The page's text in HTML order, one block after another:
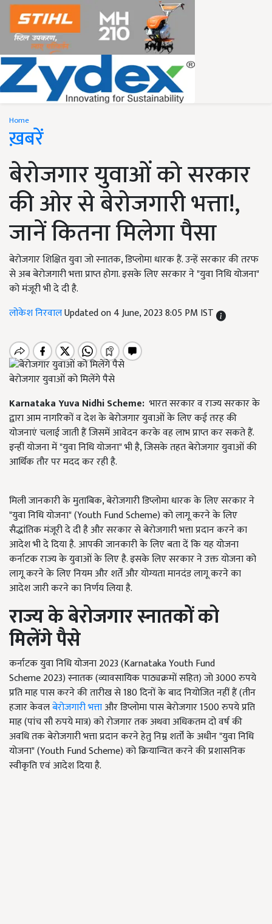
Home
ख़बरें
बेरोजगार युवाओं को सरकार
की ओर से बेरोजगारी भत्ता!,
जानें कितना मिलेगा पैसा
बेरोजगार शिक्षित युवा जो स्नातक, डिप्लोमा धारक हैं. उन्हें सरकार की तरफ
से अब बेरोजगारी भत्ता प्राप्त होगा. इसके लिए सरकार ने "युवा निधि योजना"
को मंजूरी भी दे दी है.
लोकेश निरवालUpdated on 4 June, 2023 8:05 PM IST
बेरोजगार युवाओं को मिलेंगे पैसे
Karnataka Yuva Nidhi Scheme: भारत सरकार व राज्य सरकार के
द्वारा आम नागरिकों व देश के बेरोजगार युवाओं के लिए कई तरह की
योजनाएं चलाई जाती हैं जिसमें आवेदन करके वह लाभ प्राप्त कर सकते हैं.
इन्हीं योजना में "युवा निधि योजना"भीहै,जिसके तहत बेरोजगार युवाओं की
आर्थिक तौर पर मदद कर रही है.
मिली जानकारी के मुताबिक,बेरोजगारी डिप्लोमा धारक के लिए सरकार ने
"युवा निधि योजना" (Youth Fund Scheme) को लागू करने के लिए
सैद्धांतिक मंजूरी दे दी है और सरकार से बेरोजगारी भत्ता प्रदान करने का
आदेश भी दे दिया है. आपकी जानकारी के लिए बता दें कि यह योजना
कर्नाटक राज्य के युवाओं के लिए है. इसके लिए सरकार ने उक्त योजना को
लागू करने के लिए नियम और शर्तें और योग्यता मानदंड लागू करने का
आदेश जारी करने का निर्णय लिया है.
राज्य के बेरोजगार स्नातकों को
मिलेंगे पैसे
कर्नाटक युवा निधि योजना 2023 (Karnataka Youth Fund
Scheme 2023)स्नातक (व्यावसायिक पाठ्यक्रमों सहित) जो3000रुपये
प्रति माह पास करने की तारीख से180दिनों के बाद नियोजित नहीं हैं (तीन
हजार केवलबेरोजगारी भत्ताऔर डिप्लोमा पास बेरोजगार1500रुपये प्रति
माह (पांच सौ रुपये मात्र) को रोजगार तक अथवा अधिकतम दो वर्ष की
अवधि तक बेरोजगारी भत्ता प्रदान करने हेतु निम्न शर्तों के अधीन "युवा निधि
योजना" (Youth Fund Scheme)को क्रियान्वित करने की प्रशासनिक
स्वीकृति एवं आदेश दिया है.